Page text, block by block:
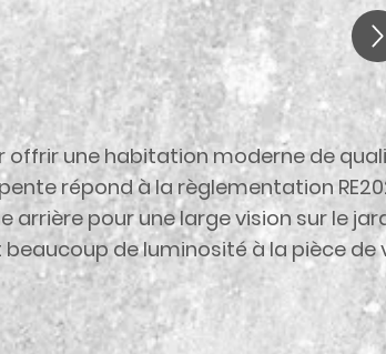
offrir une habitation moderne de
répond à la règlementation
pour une large vision sur le
de luminosité à la pièce de